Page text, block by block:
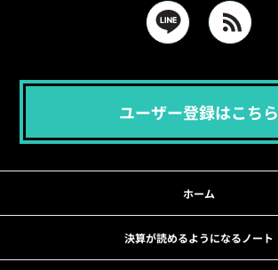
ユーザー登録はこちら
ホーム
決算が読めるようになるノート